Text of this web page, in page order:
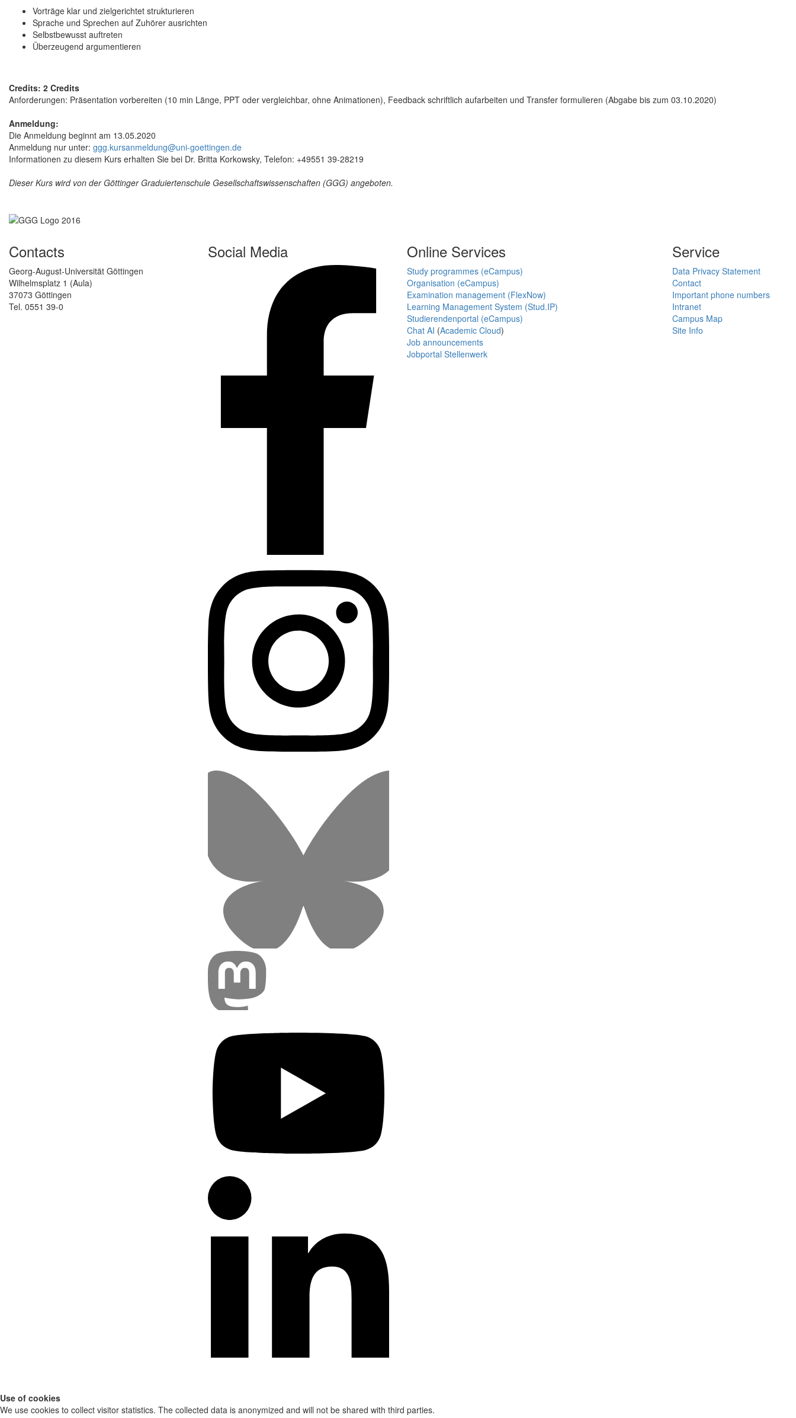
Vorträge klar und zielgerichtet strukturieren
Sprache und Sprechen auf Zuhörer ausrichten
Selbstbewusst auftreten
Überzeugend argumentieren
Credits: 2 Credits
Anforderungen: Präsentation vorbereiten (10 min Länge, PPT oder vergleichbar, ohne Animationen), Feedback schriftlich aufarbeiten und Transfer formulieren (Abgabe bis zum 03.10.2020)
Anmeldung:
Die Anmeldung beginnt am 13.05.2020
Anmeldung nur unter: ggg.kursanmeldung@uni-goettingen.de
Informationen zu diesem Kurs erhalten Sie bei Dr. Britta Korkowsky, Telefon: +49551 39-28219
Dieser Kurs wird von der Göttinger Graduiertenschule Gesellschaftswissenschaften (GGG) angeboten.
Contacts
Georg-August-Universität Göttingen
Wilhelmsplatz 1 (Aula)
37073 Göttingen
Tel. 0551 39-0
Social Media Online Services
Study programmes (eCampus)
Organisation (eCampus)
Examination management (FlexNow)
Learning Management System (Stud.IP)
Studierendenportal (eCampus)
Chat AI (Academic Cloud)
Job announcements
Jobportal Stellenwerk
Service
Data Privacy Statement
Contact
Important phone numbers
Intranet
Campus Map
Site Info
Use of cookies
We use cookies to collect visitor statistics. The collected data is anonymized and will not be shared with third parties.